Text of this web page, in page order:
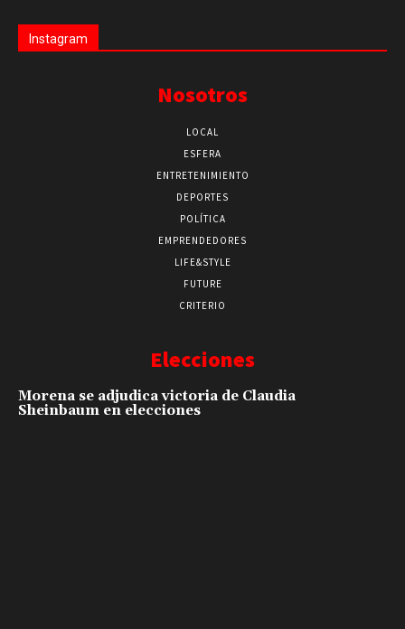
Instagram
Nosotros
LOCAL
ESFERA
ENTRETENIMIENTO
DEPORTES
POLÍTICA
EMPRENDEDORES
LIFE&STYLE
FUTURE
CRITERIO
Elecciones
Morena se adjudica victoria de Claudia
Sheinbaum en elecciones